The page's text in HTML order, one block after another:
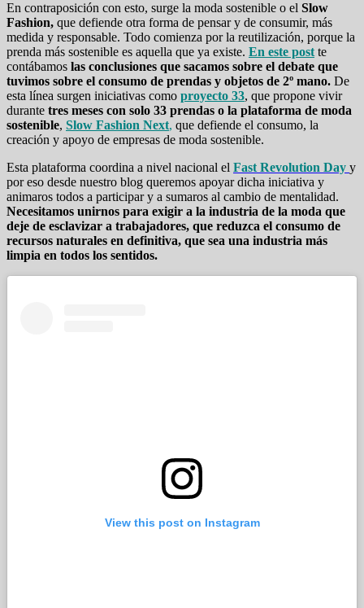
En contraposición con esto, surge la moda sostenible o el Slow
Fashion, que defiende otra forma de pensar y de consumir, más
medida y responsable. Todo comienza por la reutilización, porque la
prenda más sostenible es aquella que ya existe. En este post te
contábamos las conclusiones que sacamos sobre el debate que
tuvimos sobre el consumo de prendas y objetos de 2º mano. De
esta línea surgen iniciativas como proyecto 33, que propone vivir
durante tres meses con solo 33 prendas o la plataforma de moda
sostenible, Slow Fashion Next, que defiende el consumo, la
creación y apoyo de empresas de moda sostenible.
Esta plataforma coordina a nivel nacional el Fast Revolution Day y
por eso desde nuestro blog queremos apoyar dicha iniciativa y
animaros todos a participar y a sumaros al cambio de mentalidad.
Necesitamos unirnos para exigir a la industria de la moda que
deje de esclavizar a trabajadores, que reduzca el consumo de
recursos naturales en definitiva, que sea una industria más
limpia en todos los sentidos.
View this post on Instagram